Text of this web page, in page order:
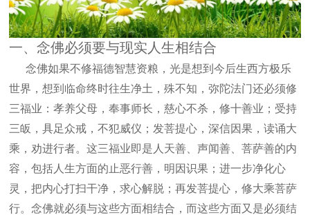
一、念佛必须要与现实人生相结合
念佛如果不修福德智慧资粮，光是想到今后生西方极乐
世界，想到临命终时往生净土，殊不知，弥陀法门还必须修
三福业：孝养父母，奉事师长，慈心不杀，修十善业；受持
三皈，具足众戒，不犯威仪；发菩提心，深信因果，读诵大
乘，劝进行者。这三福业即是人天善、声闻善、菩萨善的内
容，包括人生方面的止恶行善，明因识果；进一步净化心
灵，把内心打扫干净，求心解脱；再发菩提心，修大乘菩萨
行。念佛就必须与这些方面相结合，而这些方面又是必须结